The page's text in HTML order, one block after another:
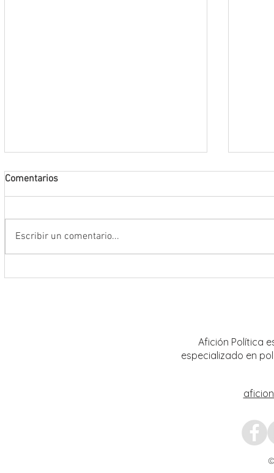
Comentarios
Escribir un comentario...
Afición Política
especializado en